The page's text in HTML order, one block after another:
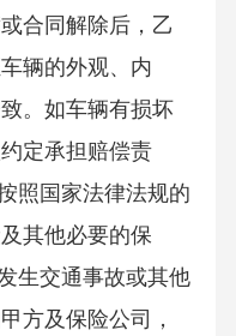
合同解除后，乙
辆的外观、内
。如车辆有损坏
定承担赔偿责
照国家法律法规的
其他必要的保
生交通事故或其他
方及保险公司，